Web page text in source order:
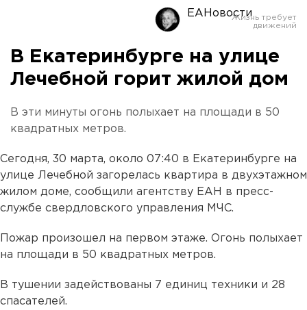
ЕАНовости
В Екатеринбурге на улице
Лечебной горит жилой дом
В эти минуты огонь полыхает на площади в 50
квадратных метров.
Сегодня, 30 марта, около 07:40 в Екатеринбурге на
улице Лечебной загорелась квартира в двухэтажном
жилом доме, сообщили агентству ЕАН в пресс-
службе свердловского управления МЧС.
Пожар произошел на первом этаже. Огонь полыхает
на площади в 50 квадратных метров.
В тушении задействованы 7 единиц техники и 28
спасателей.